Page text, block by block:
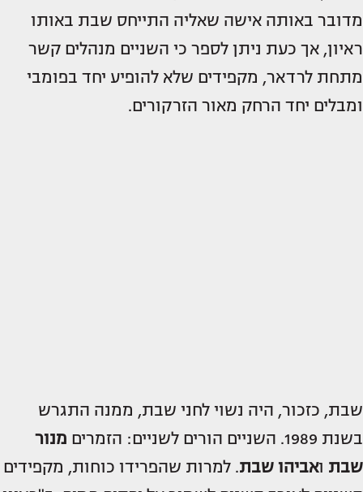
מדובר באותה אישה שאליה התייחס שבת באותו
ראיון, אך כעת ניתן לספר כי השניים מנהלים קשר
מתחת לרדאר, מקפידים שלא להופיע יחד בפומבי
ומבלים יחד הרחק מאור הזרקורים.
שבת, כזכור, היה נשוי לחני שבת, ממנה התגרש
בשנת 1989. השניים הורים לשניים: הזמרים
מנור
שבת ואביהו שבת. למרות שהפרידו כוחות, מקפידים